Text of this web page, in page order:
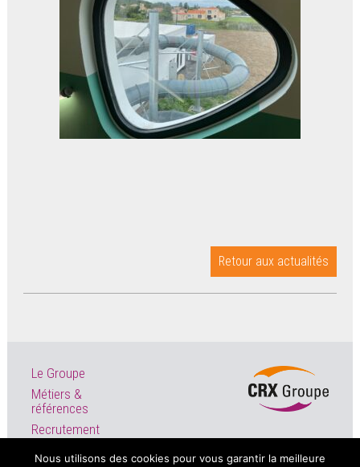
Retour aux actualités
Le Groupe
Métiers &
références
Recrutement
Actualités
Nous utilisons des cookies pour vous garantir la meilleure